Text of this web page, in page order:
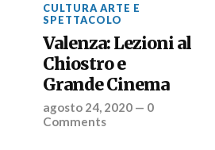
CULTURA ARTE E
SPETTACOLO
Valenza: Lezioni al
Chiostro e
Grande Cinema
agosto 24, 2020 — 0
Comments